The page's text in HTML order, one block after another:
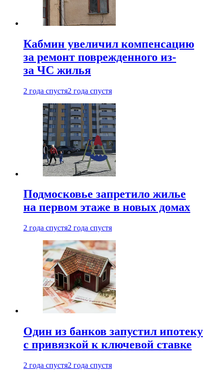
Кабмин увеличил компенсацию
за ремонт поврежденного из-
за ЧС жилья
2 года спустя2 года спустя
Подмосковье запретило жилье
на первом этаже в новых домах
2 года спустя2 года спустя
Один из банков запустил ипотеку
с привязкой к ключевой ставке
2 года спустя2 года спустя